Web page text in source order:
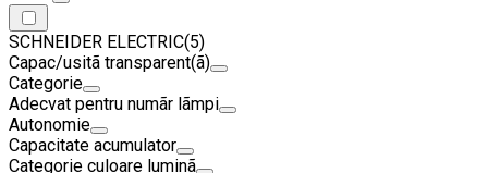
SCHNEIDER ELECTRIC(5)
Capac/usitã transparent(ã)
Categorie
Adecvat pentru numãr lãmpi
Autonomie
Capacitate acumulator
Categorie culoare luminã